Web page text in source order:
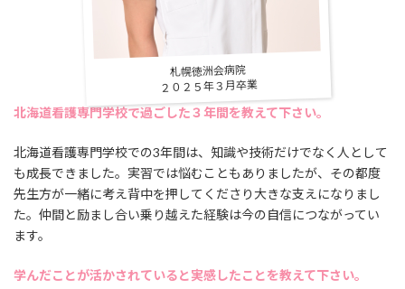
札幌徳洲会病院
２０２５年３月卒業
北海道看護専門学校で過ごした３年間を教えて下さい。
北海道看護専門学校での3年間は、知識や技術だけでなく人として
も成長できました。実習では悩むこともありましたが、その都度
先生方が一緒に考え背中を押してくださり大きな支えになりまし
た。仲間と励まし合い乗り越えた経験は今の自信につながってい
ます。
学んだことが活かされていると実感したことを教えて下さい。